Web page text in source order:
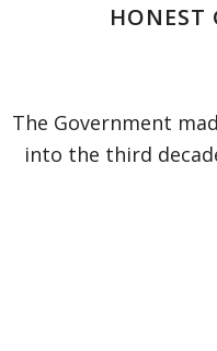
The Government
into the third